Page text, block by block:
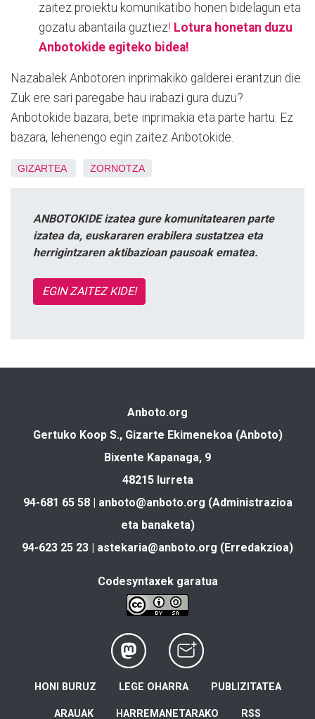
zaitez proiektu komunikatibo honen bidelagun eta
gozatu abantaila guztiez! Lotura honetan duzu
Anbotokide egiteko bidea!
Nazabalek Anbotoren inprimakiko galderei erantzun die.
Zuk ere sari paregabe hau irabazi gura duzu?
Anbotokide bazara, bete inprimakia eta parte hartu. Ez
bazara, lehenengo egin zaitez Anbotokide.
GIZARTEA ZORNOTZA
ANBOTOKIDE izatea gure komunitatearen parte
izatea da, euskararen erabilera sustatzea eta
herrigintzaren aktibazioan pausoak ematea.
EGIN ZAITEZ KIDE!
Anboto.org
Gertuko Koop S., Gizarte Ekimenekoa (Anboto)
Bixente Kapanaga, 9
48215 Iurreta
94-681 65 58 | anboto@anboto.org (Administrazioa
eta banaketa)
94-623 25 23 | astekaria@anboto.org (Erredakzioa)
Codesyntaxek garatua
HONI BURUZ LEGE OHARRA PUBLIZITATEA
ARAUAK HARREMANETARAKO RSS